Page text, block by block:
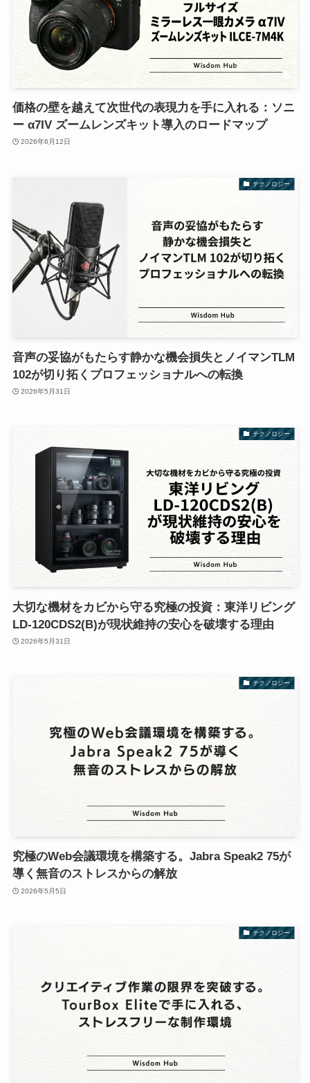
価格の壁を越えて次世代の表現力を手に入れる：ソニ
ー α7IV ズームレンズキット導入のロードマップ
2026年6月12日
テクノロジー
音声の妥協がもたらす静かな機会損失とノイマンTLM
102が切り拓くプロフェッショナルへの転換
2026年5月31日
テクノロジー
大切な機材をカビから守る究極の投資：東洋リビング
LD-120CDS2(B)が現状維持の安心を破壊する理由
2026年5月31日
テクノロジー
究極のWeb会議環境を構築する。Jabra Speak2 75が
導く無音のストレスからの解放
2026年5月5日
テクノロジー